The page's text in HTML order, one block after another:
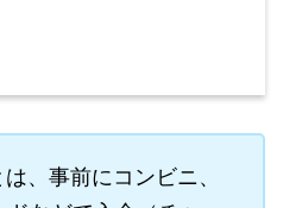
は、事前にコンビニ、